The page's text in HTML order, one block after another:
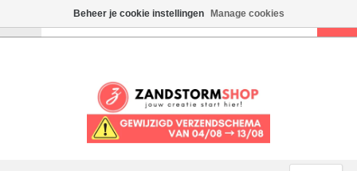
Beheer je cookie instellingen Manage cookies